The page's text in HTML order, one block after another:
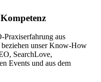
Praxiserfahrung aus
unser Know-How
SearchLove,
Events und aus dem